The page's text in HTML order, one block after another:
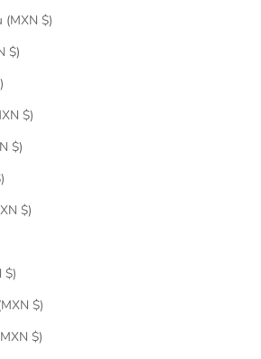
Guinea-Bisáu (MXN $)
Guyana (MXN $)
$)
Honduras (MXN $)
Hungría (MXN $)
$)
Indonesia (MXN $)
Irlanda (MXN $)
Isla Norfolk (MXN $)
Isla de Man (MXN $)